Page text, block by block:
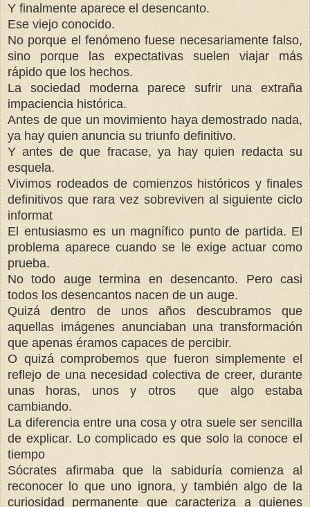
Y finalmente aparece el desencanto.
Ese viejo conocido.
No porque el fenómeno fuese necesariamente falso,
sino porque las expectativas suelen viajar más
rápido que los hechos.
La sociedad moderna parece sufrir una extraña
impaciencia histórica.
Antes de que un movimiento haya demostrado nada,
ya hay quien anuncia su triunfo definitivo.
Y antes de que fracase, ya hay quien redacta su
esquela.
Vivimos rodeados de comienzos históricos y finales
definitivos que rara vez sobreviven al siguiente ciclo
informat
El entusiasmo es un magnífico punto de partida. El
problema aparece cuando se le exige actuar como
prueba.
No todo auge termina en desencanto. Pero casi
todos los desencantos nacen de un auge.
Quizá dentro de unos años descubramos que
aquellas imágenes anunciaban una transformación
que apenas éramos capaces de percibir.
O quizá comprobemos que fueron simplemente el
reflejo de una necesidad colectiva de creer, durante
unas horas, unos y otros que algo estaba
cambiando.
La diferencia entre una cosa y otra suele ser sencilla
de explicar. Lo complicado es que solo la conoce el
tiempo
Sócrates afirmaba que la sabiduría comienza al
reconocer lo que uno ignora, y también algo de la
curiosidad permanente que caracteriza a quienes